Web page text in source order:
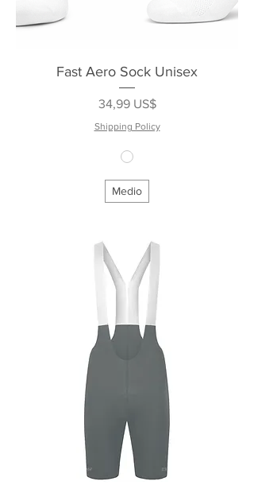
Fast Aero Sock Unisex
Precio
34,99 US$
Shipping Policy
Medio